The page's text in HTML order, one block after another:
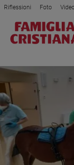
Attualità
Mondo
Economia
Legalità
e
giustizia
Sport
Interviste
Riflessioni Foto Video
Privacy Policy Chi siamo
Registrati Redazione